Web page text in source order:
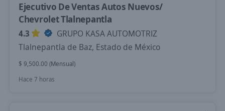
Ejecutivo De Ventas Autos Nuevos/
Chevrolet Tlalnepantla
4.3
GRUPO KASA AUTOMOTRIZ
Tlalnepantla de Baz, Estado de México
$ 9,500.00 (Mensual)
Hace 7 horas